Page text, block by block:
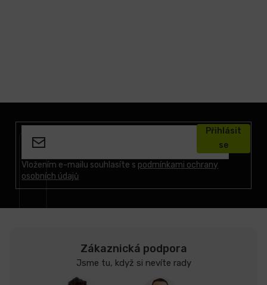
Vložením e-mailu souhlasíte s podmínkami ochrany
osobních údajů
Přihlásit
se
Zákaznická podpora
Jsme tu, když si nevíte rady